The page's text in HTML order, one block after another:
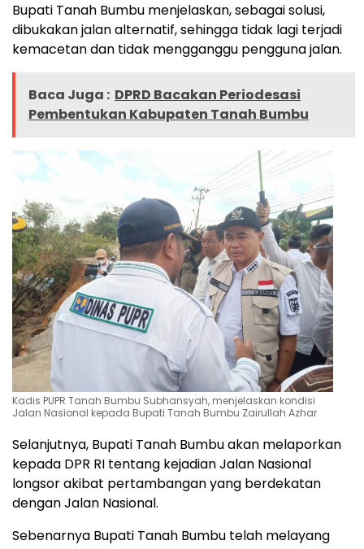
Bupati Tanah Bumbu menjelaskan, sebagai solusi,
dibukakan jalan alternatif, sehingga tidak lagi terjadi
kemacetan dan tidak mengganggu pengguna jalan.
Baca Juga : DPRD Bacakan Periodesasi
Pembentukan Kabupaten Tanah Bumbu
Kadis PUPR Tanah Bumbu Subhansyah, menjelaskan kondisi
Jalan Nasional kepada Bupati Tanah Bumbu Zairullah Azhar
Selanjutnya, Bupati Tanah Bumbu akan melaporkan
kepada DPR RI tentang kejadian Jalan Nasional
longsor akibat pertambangan yang berdekatan
dengan Jalan Nasional.
Sebenarnya Bupati Tanah Bumbu telah melayang